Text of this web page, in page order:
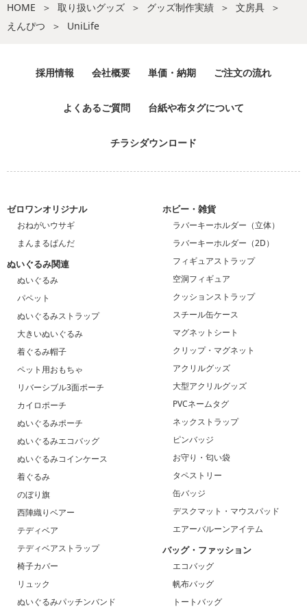
HOME 取り扱いグッズ グッズ制作実績
文房具
えんぴつ
UniLife
採用情報 会社概要 単価・納期 ご注文の流れ
よくあるご質問 台紙や布タグについて
チラシダウンロード
ゼロワンオリジナル
おねがいウサギ
まんまるぱんだ
ぬいぐるみ関連
ぬいぐるみ
パペット
ぬいぐるみストラップ
大きいぬいぐるみ
着ぐるみ帽子
ペット用おもちゃ
リバーシブル3面ポーチ
カイロポーチ
ぬいぐるみポーチ
ぬいぐるみエコバッグ
ぬいぐるみコインケース
着ぐるみ
のぼり旗
西陣織りベアー
テディベア
テディベアストラップ
椅子カバー
リュック
ぬいぐるみパッチンバンド
ホビー・雑貨
ラバーキーホルダー（立体）
ラバーキーホルダー（2D）
フィギュアストラップ
空洞フィギュア
クッションストラップ
スチール缶ケース
マグネットシート
クリップ・マグネット
アクリルグッズ
大型アクリルグッズ
PVCネームタグ
ネックストラップ
ピンバッジ
お守り・匂い袋
タペストリー
缶バッジ
デスクマット・マウスパッド
エアーバルーンアイテム
バッグ・ファッション
エコバッグ
帆布バッグ
トートバッグ